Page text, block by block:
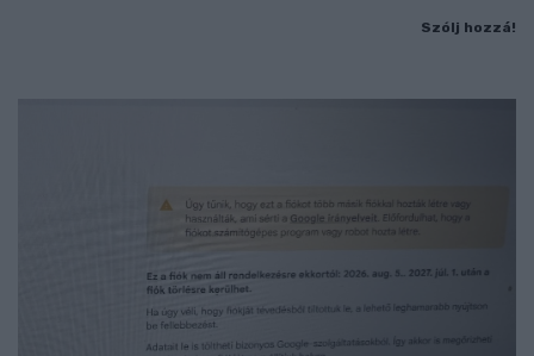
Szólj hozzá!